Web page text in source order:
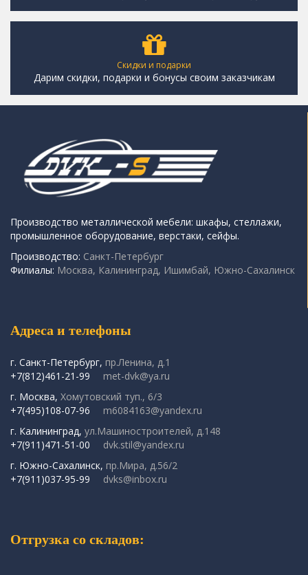
Скидки и подарки
Дарим скидки, подарки и бонусы своим заказчикам
Производство металлической мебели: шкафы, стеллажи,
промышленное оборудование, верстаки, сейфы.
Производство: Санкт-Петербург
Филиалы: Москва, Калининград, Ишимбай, Южно-Сахалинск
Адреса и телефоны
г. Санкт-Петербург, пр.Ленина, д.1
+7(812)461-21-99
met-dvk@ya.ru
г. Москва, Хомутовский туп., 6/3
+7(495)108-07-96
m6084163@yandex.ru
г. Калининград, ул.Машиностроителей, д.148
+7(911)471-51-00
dvk.stil@yandex.ru
г. Южно-Сахалинск, пр.Мира, д.56/2
+7(911)037-95-99
dvks@inbox.ru
Отгрузка со складов: